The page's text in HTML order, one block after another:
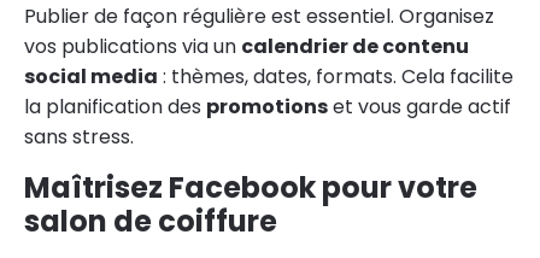
Publier de façon régulière est essentiel. Organisez
vos publications via un calendrier de contenu
social media : thèmes, dates, formats. Cela facilite
la planification des promotionset vous garde actif
sans stress.
Maîtrisez Facebook pour votre
salon de coiffure